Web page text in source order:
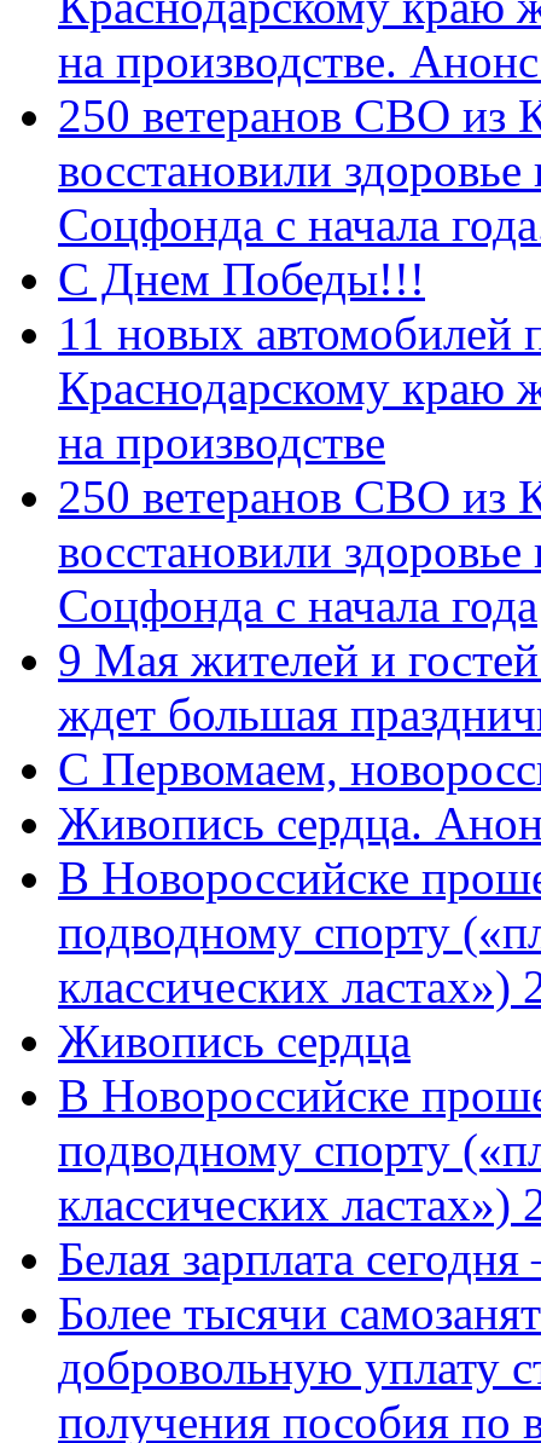
на производстве.
250 ветеранов СВО из
восстановили
Соцфонда с начала
С Днем Победы!!!
11 новых автомобилей
Краснодарскому краю
на производстве
250 ветеранов СВО из
восстановили
Соцфонда с начала года
9 Мая жителей и
ждет большая
C Первомаем,
Живопись сердца.
В Новороссийске
подводному спорту
классических
Живопись сердца
В Новороссийске
подводному спорту
классических ластах»)
Белая зарплата
Более тысячи
добровольную уплату
получения пособия по